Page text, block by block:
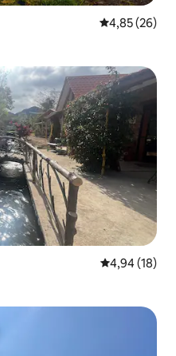
Évaluation
4,85 (26)
Évaluation
4,94 (18)
appréciés